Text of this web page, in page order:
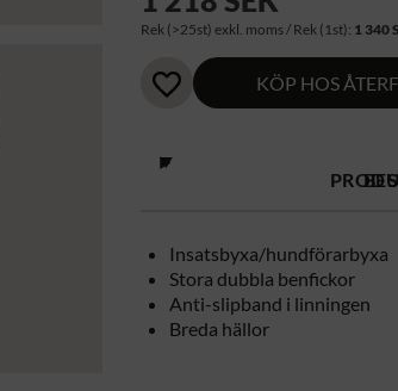
Rek (>25st) exkl. moms / Rek (1st): 1 340
KÖP HOS
Insatsbyxa/hundförarbyxa
Stora dubbla benfickor
Anti-slipband i linningen
Breda hällor